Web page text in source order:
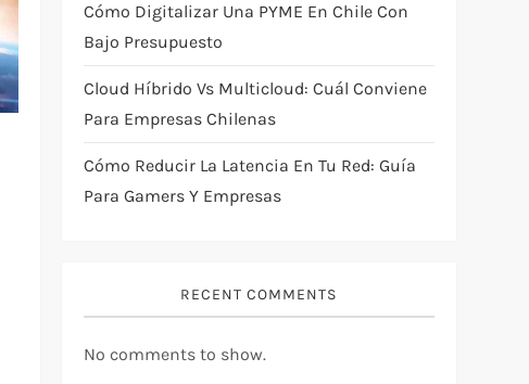
Cómo Digitalizar Una PYME En Chile Con
Bajo Presupuesto
Cloud Híbrido Vs Multicloud: Cuál Conviene
Para Empresas Chilenas
Cómo Reducir La Latencia En Tu Red: Guía
Para Gamers Y Empresas
RECENT COMMENTS
No comments to show.